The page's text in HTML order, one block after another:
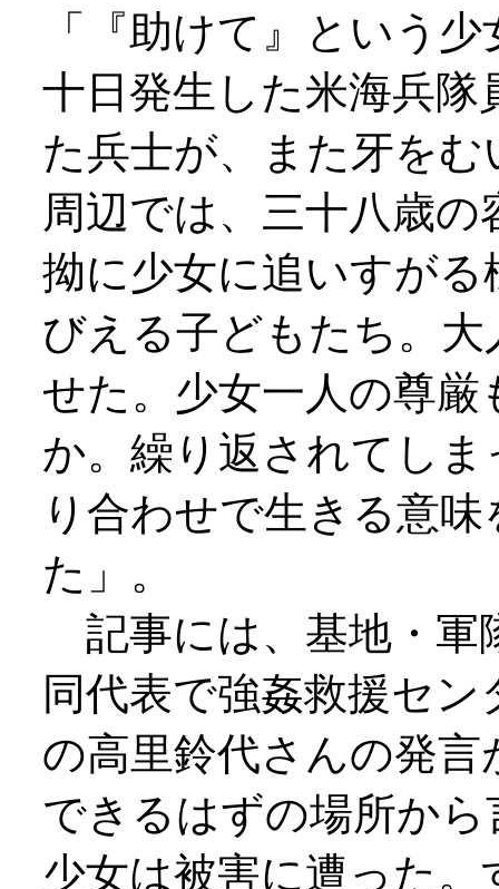
「『助けて』という
十日発生した米海兵
た兵士が、また牙を
周辺では、三十八歳
拗に少女に追いすが
びえる子どもたち。
せた。少女一人の尊
か。繰り返されてし
り合わせで生きる意
た」。
記事には、基地・軍
同代表で強姦救援セ
の高里鈴代さんの発
できるはずの場所か
少女は被害に遭った